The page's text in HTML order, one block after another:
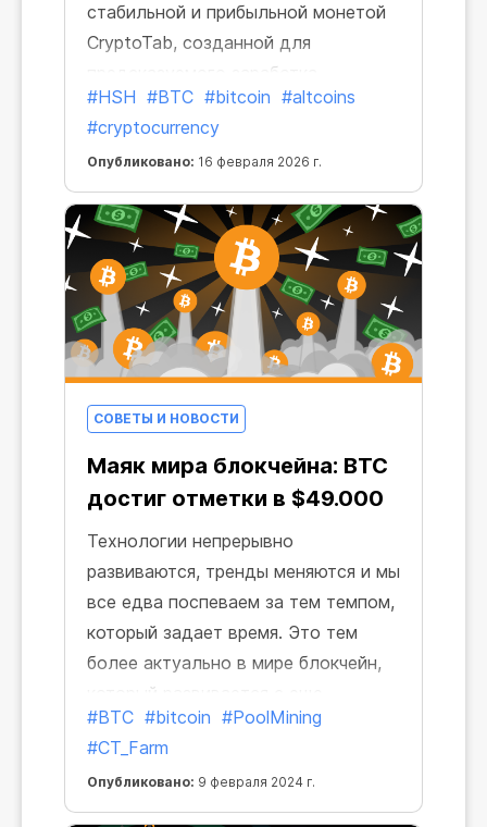
стабильной и прибыльной монетой
CryptoTab, созданной для
предсказуемого заработка.
#HSH #BTC #bitcoin #altcoins
#cryptocurrency
Опубликовано: 16 февраля 2026 г.
СОВЕТЫ И НОВОСТИ
Маяк мира блокчейна: BTC
достиг отметки в $49.000
Технологии непрерывно
развиваются, тренды меняются и мы
все едва поспеваем за тем темпом,
который задает время. Это тем
более актуально в мире блокчейн,
который развивается с еще
большей скоростью, чем наша с
вами повседневность. Прекрасно,
что в нем есть стабильный
ориентир, который остается с нами
#BTC #bitcoin #PoolMining
#CT_Farm
Опубликовано: 9 февраля 2024 г.